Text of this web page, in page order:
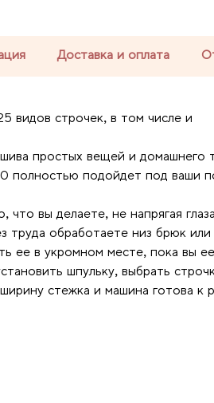
Доставка и оплата
видов строчек, в том числе и
простых вещей и домашнего
полностью подойдет под ваши
вы делаете, не напрягая
обработаете низ брюк
ее в укромном месте, пока вы
шпульку, выбрать
стежка и машина готова к